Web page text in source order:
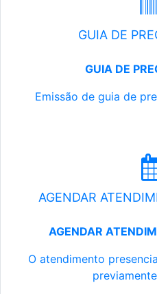
GUIA DE
GUIA DE
Emissão de guia de
AGENDAR
AGENDAR
O atendimento